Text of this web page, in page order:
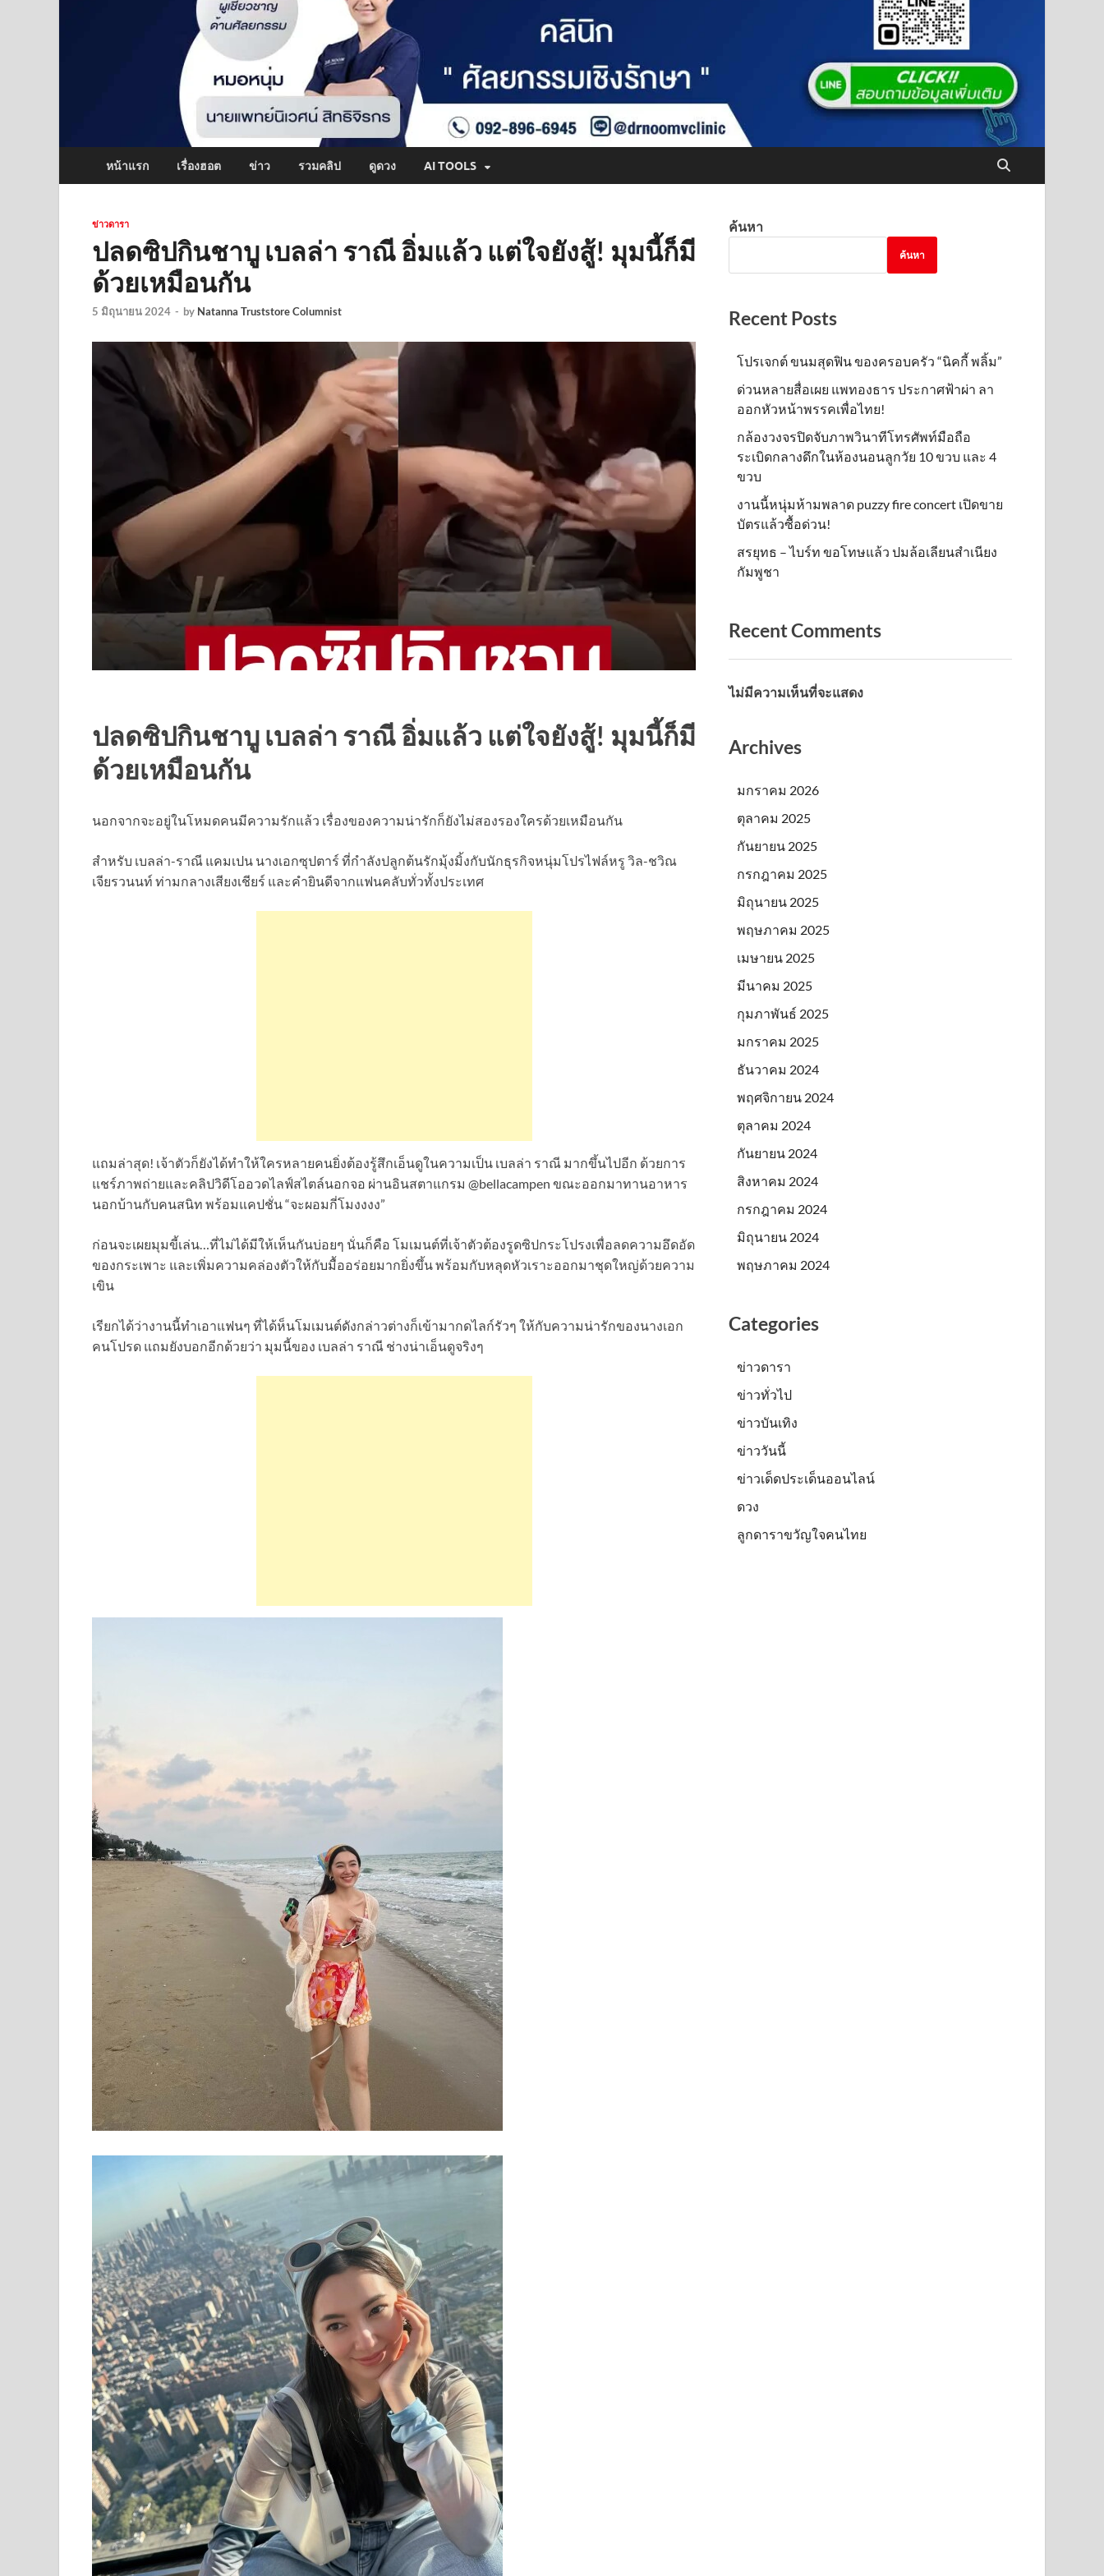
หน้าแรก เรื่องฮอต ข่าว รวมคลิป ดูดวง AI TOOLS
ข่าวดารา
ปลดซิปกินชาบู เบลล่า ราณี อิ่มแล้ว แต่ใจยังสู้! มุมนี้ก็มี
ด้วยเหมือนกัน
5 มิถุนายน 2024 - by Natanna Truststore Columnist
ปลดซิปกินชาบู เบลล่า ราณี อิ่มแล้ว แต่ใจยังสู้! มุมนี้ก็มี
ด้วยเหมือนกัน
นอกจากจะอยู่ในโหมดคนมีความรักแล้ว เรื่องของความน่ารักก็ยังไม่สองรองใครด้วยเหมือนกัน
สำหรับ เบลล่า-ราณี แคมเปน นางเอกซุปตาร์ ที่กำลังปลูกต้นรักมุ้งมิ้งกับนักธุรกิจหนุ่มโปรไฟล์หรู วิล-ชวิณ
เจียรวนนท์ ท่ามกลางเสียงเชียร์ และคำยินดีจากแฟนคลับทั่วทั้งประเทศ
แถมล่าสุด! เจ้าตัวก็ยังได้ทำให้ใครหลายคนยิ่งต้องรู้สึกเอ็นดูในความเป็น เบลล่า ราณี มากขึ้นไปอีก ด้วยการ
แชร์ภาพถ่ายและคลิปวิดีโออวดไลฟ์สไตล์นอกจอ ผ่านอินสตาแกรม @bellacampen ขณะออกมาทานอาหาร
นอกบ้านกับคนสนิท พร้อมแคปชั่น “จะผอมกี่โมงงงง”
ก่อนจะเผยมุมขี้เล่น…ที่ไม่ได้มีให้เห็นกันบ่อยๆ นั่นก็คือ โมเมนต์ที่เจ้าตัวต้องรูดซิปกระโปรงเพื่อลดความอึดอัด
ของกระเพาะ และเพิ่มความคล่องตัวให้กับมื้ออร่อยมากยิ่งขึ้น พร้อมกับหลุดหัวเราะออกมาชุดใหญ่ด้วยความ
เขิน
เรียกได้ว่างานนี้ทำเอาแฟนๆ ที่ได้ห็นโมเมนต์ดังกล่าวต่างก็เข้ามากดไลก์รัวๆ ให้กับความน่ารักของนางเอก
คนโปรด แถมยังบอกอีกด้วยว่า มุมนี้ของ เบลล่า ราณี ช่างน่าเอ็นดูจริงๆ
ค้นหา
ค้นหา
Recent Posts
โปรเจกต์ ขนมสุดฟิน ของครอบครัว “นิคกี้ พลิ้ม”
ด่วนหลายสื่อเผย แพทองธาร ประกาศฟ้าผ่า ลา
ออกหัวหน้าพรรคเพื่อไทย!
กล้องวงจรปิดจับภาพวินาทีโทรศัพท์มือถือ
ระเบิดกลางดึกในห้องนอนลูกวัย 10 ขวบ และ 4
ขวบ
งานนี้หนุ่มห้ามพลาด puzzy fire concert เปิดขาย
บัตรแล้วซื้อด่วน!
สรยุทธ – ไบร์ท ขอโทษแล้ว ปมล้อเลียนสำเนียง
กัมพูชา
Recent Comments
ไม่มีความเห็นที่จะแสดง
Archives
มกราคม 2026
ตุลาคม 2025
กันยายน 2025
กรกฎาคม 2025
มิถุนายน 2025
พฤษภาคม 2025
เมษายน 2025
มีนาคม 2025
กุมภาพันธ์ 2025
มกราคม 2025
ธันวาคม 2024
พฤศจิกายน 2024
ตุลาคม 2024
กันยายน 2024
สิงหาคม 2024
กรกฎาคม 2024
มิถุนายน 2024
พฤษภาคม 2024
Categories
ข่าวดารา
ข่าวทั่วไป
ข่าวบันเทิง
ข่าววันนี้
ข่าวเด็ดประเด็นออนไลน์
ดวง
ลูกดาราขวัญใจคนไทย